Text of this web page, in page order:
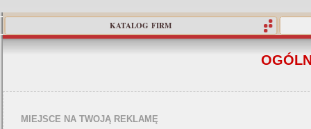
KATALOG FIRM
MIEJSCE NA TWOJĄ REKLAMĘ